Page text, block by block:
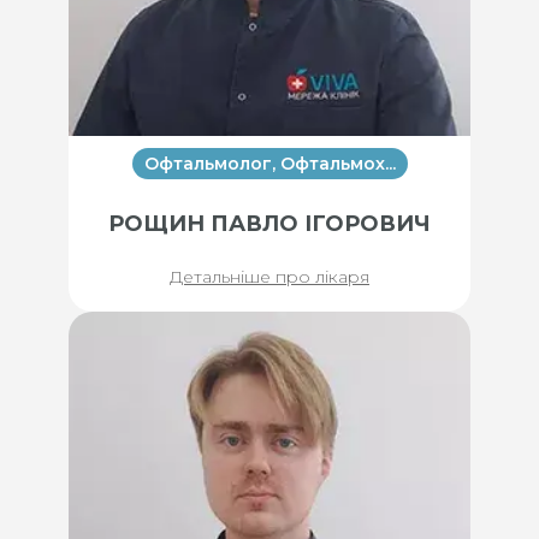
Офтальмолог, Офтальмох...
РОЩИН ПАВЛО ІГОРОВИЧ
Детальніше про лікаря